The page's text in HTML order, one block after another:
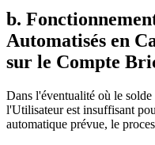
b.
Automatisés en
sur le Compte
Dans l'éventualité où le
l'Utilisateur est insuffisant
automatique prévue, le